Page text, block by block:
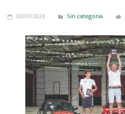
02/07/2023 Sin categoría